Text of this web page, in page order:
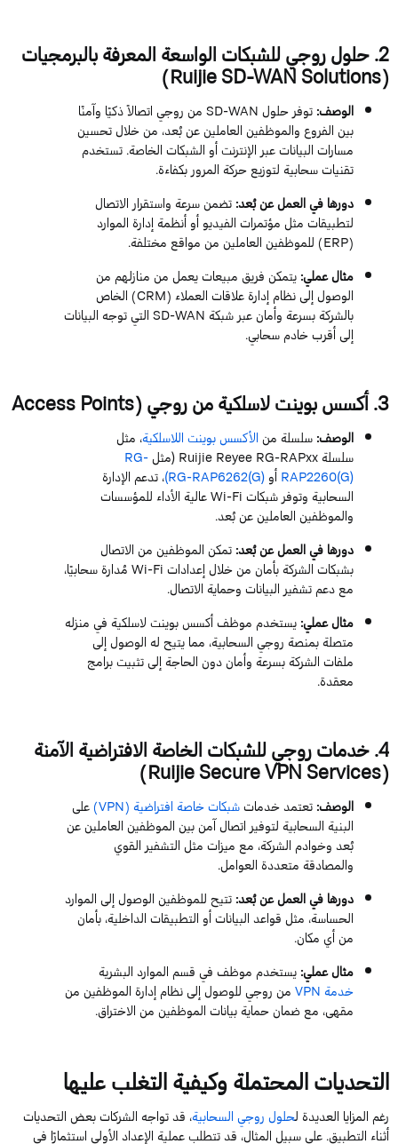
2. حلول روجي للشبكات الواسعة المعرفة بالبرمجيات
(
RuijieSD-WANSolutions
)
الوصف:توفر حلولSD-WANمن روجي اتصالاً ذكيًا وآمنًا
بين الفروع والموظفين العاملين عن بُعد، من خلال تحسين
مسارات البيانات عبر الإنترنت أو الشبكات الخاصة. تستخدم
تقنيات سحابية لتوزيع حركة المرور بكفاءة.
دورها في العمل عن بُعد:تضمن سرعة واستقرار الاتصال
لتطبيقات مثل مؤتمرات الفيديو أو أنظمة إدارة الموارد
(
ERP) للموظفين العاملين من مواقع مختلفة.
مثال عملي:يتمكن فريق مبيعات يعمل من منازلهم من
الوصول إلى نظام إدارة علاقات العملاء (CRM) الخاص
بالشركة بسرعة وأمان عبر شبكةSD-WANالتي توجه البيانات
إلى أقرب خادم سحابي.
3
.أكسسبوينتلاسلكيةمنروجي(
AccessPoints
الوصف:سلسلة منالأكسس بوينتاللاسلكية، مثل
سلسلة RuijieReyeeRG-RAPxx (مثلRG-
RAP2260(G) أو RG-RAP6262(G)) ، تدعم الإدارة
السحابية وتوفر شبكاتWi-Fiعالية الأداء للمؤسسات
والموظفين العاملين عن بُعد.
دورها في العمل عن بُعد:تمكن الموظفين من الاتصال
بشبكات الشركة بأمان من خلال إعداداتWi-Fiمُدارةسحابيًا،
مع دعم تشفير البيانات وحماية الاتصال.
مثال عملي:يستخدم موظفأكسس بوينتلاسلكية في منزله
متصلة بمنصة روجي السحابية، مما يتيح له الوصول إلى
ملفات الشركة بسرعة وأمان دون الحاجة إلى تثبيت برامج
معقدة.
4. خدمات روجي للشبكات الخاصة الافتراضية الآمنة
(
RuijieSecureVPNServices
)
الوصف:تعتمدخدماتشبكات خاصة افتراضية (VPN
)على
البنية السحابية لتوفير اتصال آمن بين الموظفين العاملين عن
بُعد وخوادم الشركة، مع ميزات مثل التشفير القوي
والمصادقة متعددة العوامل.
دورها في العمل عن بُعد:تتيح للموظفين الوصول إلى الموارد
الحساسة، مثل قواعد البيانات أو التطبيقات الداخلية، بأمان
من أي مكان.
مثال عملي:يستخدم موظف في قسم الموارد البشرية
خدمةVPNمن روجي للوصول إلى نظام إدارة الموظفين من
مقهى، مع ضمان حماية بيانات الموظفين من الاختراق.
التحديات المحتملة وكيفية التغلب عليها
رغم المزايا العديدة لحلول روجي السحابية، قد تواجه الشركات بعض التحديات
أثناء التطبيق. على سبيل المثال، قد تتطلب عملية الإعداد الأولي استثمارًا في